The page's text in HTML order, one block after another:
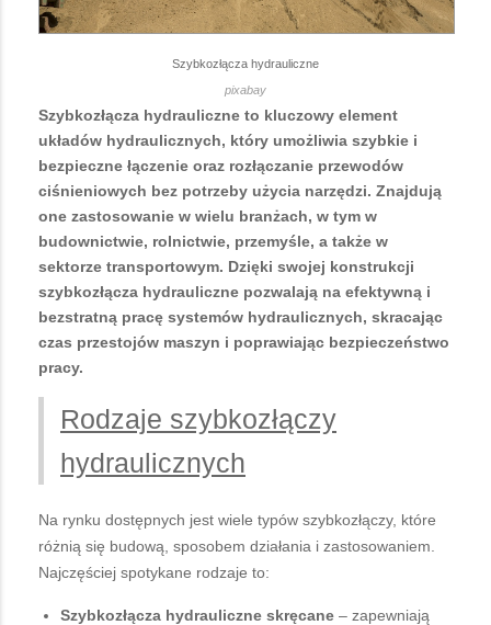
Szybkozłącza hydrauliczne
pixabay
Szybkozłącza hydrauliczne to kluczowy element
układów hydraulicznych, który umożliwia szybkie i
bezpieczne łączenie oraz rozłączanie przewodów
ciśnieniowych bez potrzeby użycia narzędzi. Znajdują
one zastosowanie w wielu branżach, w tym w
budownictwie, rolnictwie, przemyśle, a także w
sektorze transportowym. Dzięki swojej konstrukcji
szybkozłącza hydrauliczne pozwalają na efektywną i
bezstratną pracę systemów hydraulicznych, skracając
czas przestojów maszyn i poprawiając bezpieczeństwo
pracy.
Rodzaje szybkozłączy
hydraulicznych
Na rynku dostępnych jest wiele typów szybkozłączy, które
różnią się budową, sposobem działania i zastosowaniem.
Najczęściej spotykane rodzaje to:
Szybkozłącza hydrauliczne skręcane – zapewniają